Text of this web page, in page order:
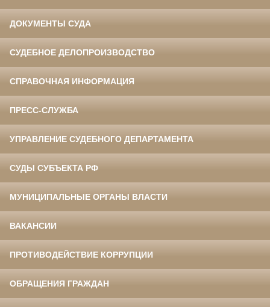
ДОКУМЕНТЫ СУДА
СУДЕБНОЕ ДЕЛОПРОИЗВОДСТВО
СПРАВОЧНАЯ ИНФОРМАЦИЯ
ПРЕСС-СЛУЖБА
УПРАВЛЕНИЕ СУДЕБНОГО ДЕПАРТАМЕНТА
СУДЫ СУБЪЕКТА РФ
МУНИЦИПАЛЬНЫЕ ОРГАНЫ ВЛАСТИ
ВАКАНСИИ
ПРОТИВОДЕЙСТВИЕ КОРРУПЦИИ
ОБРАЩЕНИЯ ГРАЖДАН